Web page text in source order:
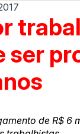
ser
de R$ 6